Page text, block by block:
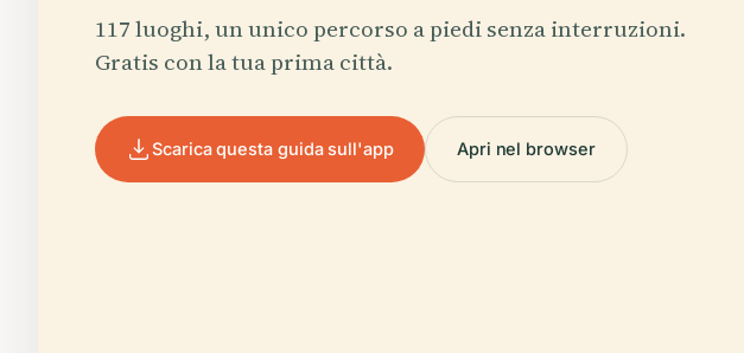
117 luoghi, un unico percorso a piedi senza interruzioni.
Gratis con la tua prima città.
Scarica questa guida sull'app Apri nel browser